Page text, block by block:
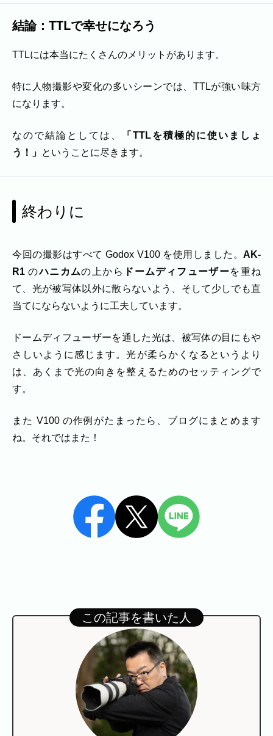
結論：TTLで幸せになろう
TTLには本当にたくさんのメリットがあります。
特に人物撮影や変化の多いシーンでは、TTLが強い味方
になります。
なので結論としては、
「TTLを積極的に使いましょ
う！」 ということに尽きます。
終わりに
今回の撮影はすべて Godox V100 を使用しました。 AK-
R1 のハニカムの上から ドームディフューザーを重ね
て、光が被写体以外に散らないよう、そして少しでも直
当てにならないように工夫しています。
ドームディフューザーを通した光は、被写体の目にもや
さしいように感じます。光が柔らかくなるというより
は、あくまで光の向きを整えるためのセッティングで
す。
また V100 の作例がたまったら、ブログにまとめます
ね。それではまた！
この記事を書いた人